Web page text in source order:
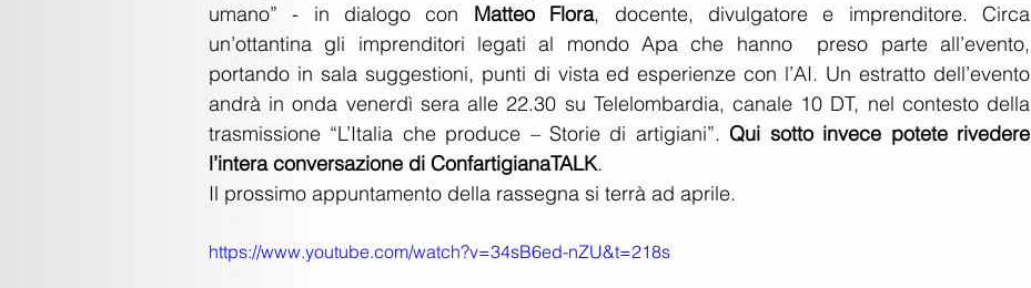
umano” - in dialogo con Matteo Flora, docente, divulgatore e imprenditore. Circa
un’ottantina gli imprenditori legati al mondo Apa che hanno  preso parte all’evento,
portando in sala suggestioni, punti di vista ed esperienze con l’AI. Un estratto dell’evento
andrà in onda venerdì sera alle 22.30 su Telelombardia, canale 10 DT, nel contesto della
trasmissione “L’Italia che produce – Storie di artigiani”. Qui sotto invece potete rivedere
l’intera conversazione di ConfartigianaTALK.
Il prossimo appuntamento della rassegna si terrà ad aprile.
https://www.youtube.com/watch?v=34sB6ed-nZU&t=218s